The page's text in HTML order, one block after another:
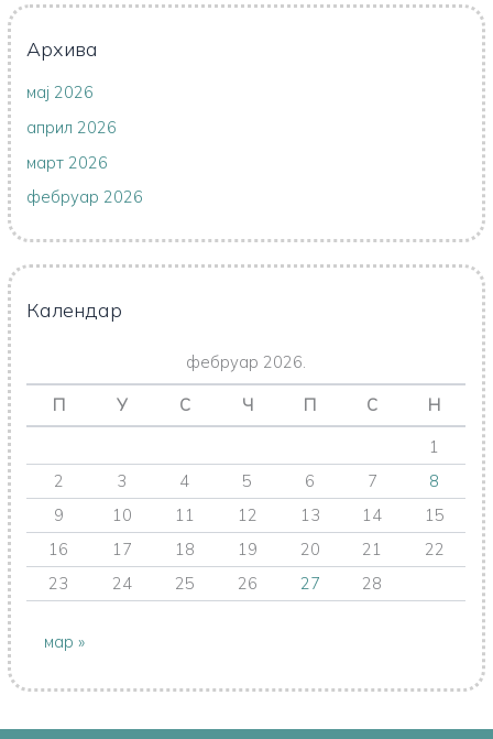
Архива
мај 2026
април 2026
март 2026
фебруар 2026
Календар
фебруар 2026.
П У С Ч П С
Н
1
2
3 4 5 6 7
8
9
10 11 12 13 14
15
16
17 18 19 20 21
22
23
24 25 26 27 28
мар »